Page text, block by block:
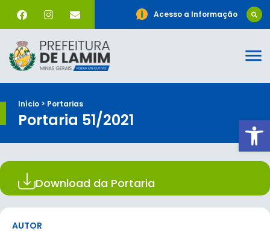
Acesso a Informação
Início > Portarias
Portaria 51/2021
Download da Portaria
AUTOR